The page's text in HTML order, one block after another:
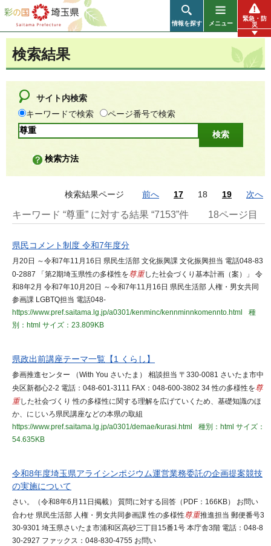
彩の国 埼玉県
情報を探す メニュー
緊急・防
災
検索結果
サイト内検索
キーワードで検索
ページ番号で検索
検索方法
検索結果ページ 前へ 17 18 19 次へ
キーワード “尊重” に対する結果 “7153”件 18ページ目
県民コメント制度 令和7年度分
月20日 ～令和7年11月16日 県民生活部 文化振興課 文化振興担当 電話048-83
0-2887 「第2期埼玉県性の多様性を尊重した社会づくり基本計画（案）」 令
和8年2月 令和7年10月20日 ～令和7年11月16日 県民生活部 人権・男女共同
参画課 LGBTQ担当 電話048-
https://www.pref.saitama.lg.jp/a0301/kenminc/kennminnkomennto.html
種
別：html サイズ：23.809KB
県政出前講座テーマ一覧【1 くらし】
参画推進センター （With You さいたま） 相談担当 〒330-0081 さいたま市中
央区新都心2-2 電話：048-601-3111 FAX：048-600-3802 34 性の多様性を尊
重した社会づくり 性の多様性に関する理解を広げていくため、基礎知識のほ
か、にじいろ県民講座などの本県の取組
https://www.pref.saitama.lg.jp/a0301/demae/kurasi.html
種別：html サイズ：
54.635KB
令和8年度埼玉県アライシンポジウム運営業務委託の企画提案競技
の実施について
さい。（令和8年6月11日掲載） 質問に対する回答（PDF：166KB） お問い
合わせ 県民生活部 人権・男女共同参画課 性の多様性尊重推進担当 郵便番号3
30-9301 埼玉県さいたま市浦和区高砂三丁目15番1号 本庁舎3階 電話：048-8
30-2927 ファックス：048-830-4755 お問い